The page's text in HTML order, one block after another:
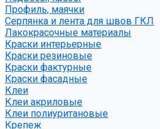
Профиль, маячки
Серпянка и лента для швов ГКЛ
Лакокрасочные материалы
Краски интерьерные
Краски резиновые
Краски фактурные
Краски фасадные
Клеи
Клеи акриловые
Клеи полиуритановые
Крепеж